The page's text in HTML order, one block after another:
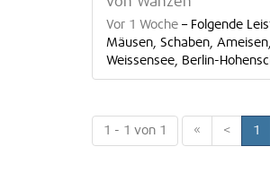
Vor 1 Woche – Folgende
Mäusen, Schaben,
Weissensee, Berlin-
1 - 1 von 1 « < 1